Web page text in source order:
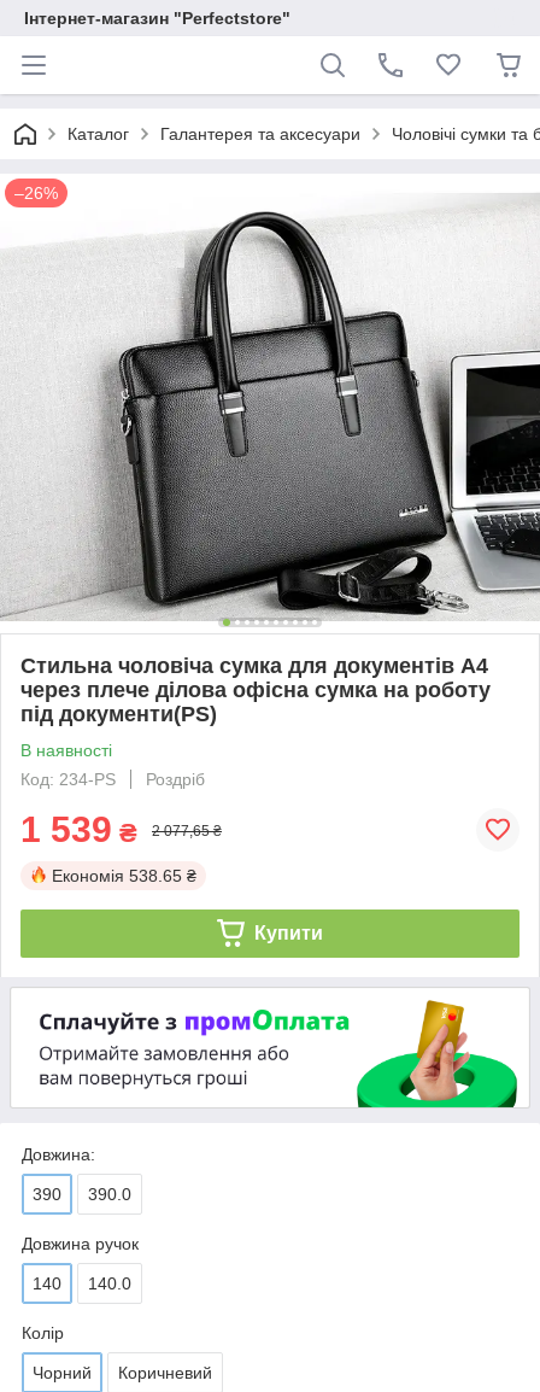
Інтернет-магазин "Perfectstore"
Каталог Галантерея та аксесуари Чоловічі сумки та
–26%
Стильна чоловіча сумка для документів А4
через плече ділова офісна сумка на роботу
під документи(PS)
В наявності
Код: 234-PS
Роздріб
1 539 ₴ 2 077,65 ₴
Економія 538.65 ₴
Купити
Довжина:
390 390.0
Довжина ручок
140 140.0
Колір
Чорний Коричневий